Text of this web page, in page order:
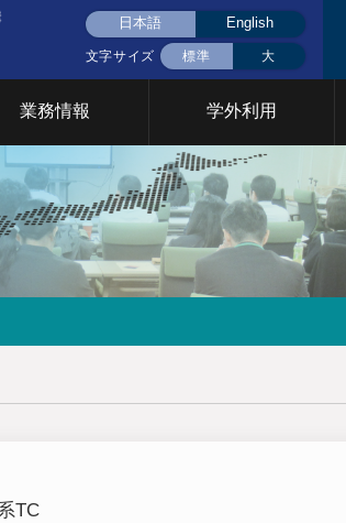
日本語 English
文字サイズ 標準 大
CFCについて
統合設備共
要
ファシリティステーション
設備共用推
共用設備検索 統合設備共
業務情報
液体窒素(すずかけ
台)
年 2024年 2023年 2022年
学外利用
TC